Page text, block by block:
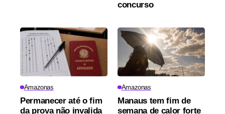
concurso
Amazonas
Permanecer até o fim
da prova não invalida
Amazonas
Manaus tem fim de
semana de calor forte